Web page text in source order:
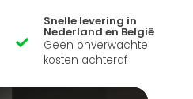
Snelle levering in
Nederland en België
Geen onverwachte
kosten achteraf